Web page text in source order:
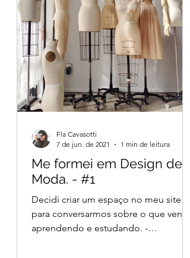
Me formei em Design de
Moda. - #1
Decidi criar um espaço no meu site
para conversarmos sobre o que venho
aprendendo e estudando. -
Fla Cavasotti
7 de jun. de 2021
1 min de leitura